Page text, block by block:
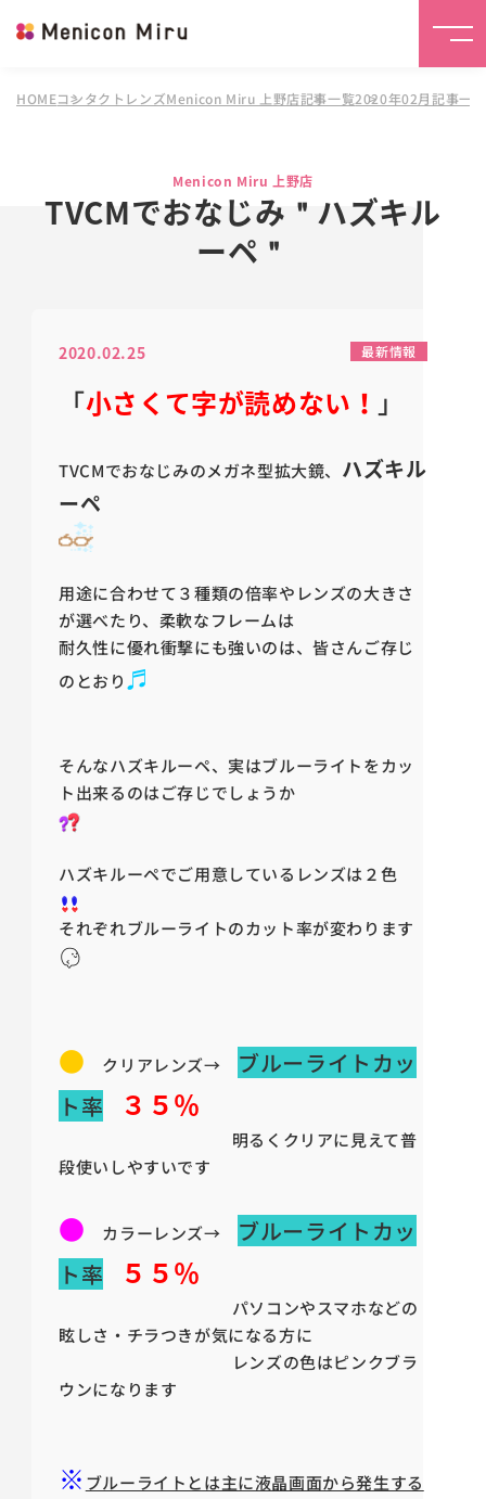
HOMEコンタクトレンズMenicon Miru 上野店記事一覧2020年02月記事一覧
Menicon Miru 上野店
TVCMでおなじみ＂ハズキル
ーペ＂
2020.02.25 最新情報
「小さくて字が読めない！ 」
TVCMでおなじみのメガネ型拡大鏡、 ハズキル
ーペ
用途に合わせて３種類の倍率やレンズの大きさ
が選べたり、柔軟なフレームは
耐久性に優れ衝撃にも強いのは、皆さんご存じ
のとおり♬
そんなハズキルーペ、実はブルーライトをカッ
ト出来るのはご存じでしょうか
ハズキルーペでご用意しているレンズは２色
それぞれブルーライトのカット率が変わります
● クリアレンズ→ ブルーライトカッ
ト率
３５％
明るくクリアに見えて普
段使いしやすいです
● カラーレンズ→ ブルーライトカッ
ト率
５５％
パソコンやスマホなどの
眩しさ・チラつきが気になる方に
レンズの色はピンクブラ
ウンになります
※ ブルーライトとは主に液晶画面から発生する